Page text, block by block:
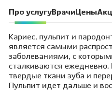
Про услугу Врачи Цены
Кариес, пульпит и
является самыми
заболеваниями, с
сталкиваются ежедневно.
твердые ткани зуба и
Пульпит идет дальше и